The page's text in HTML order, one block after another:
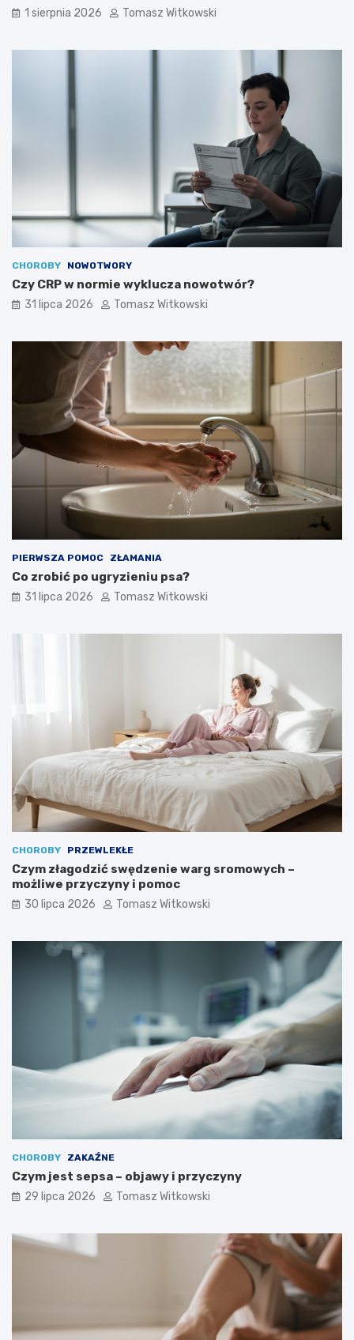
1 sierpnia 2026 Tomasz Witkowski
CHOROBY NOWOTWORY
Czy CRP w normie wyklucza nowotwór?
31 lipca 2026 Tomasz Witkowski
PIERWSZA POMOC ZŁAMANIA
Co zrobić po ugryzieniu psa?
31 lipca 2026 Tomasz Witkowski
CHOROBY PRZEWLEKŁE
Czym złagodzić swędzenie warg sromowych –
możliwe przyczyny i pomoc
30 lipca 2026 Tomasz Witkowski
CHOROBY ZAKAŹNE
Czym jest sepsa – objawy i przyczyny
29 lipca 2026 Tomasz Witkowski